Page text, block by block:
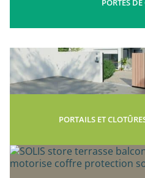
PORTES
PORTAILS ET